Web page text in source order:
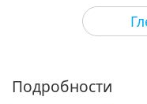
Между Учителя и учениците
Подробности